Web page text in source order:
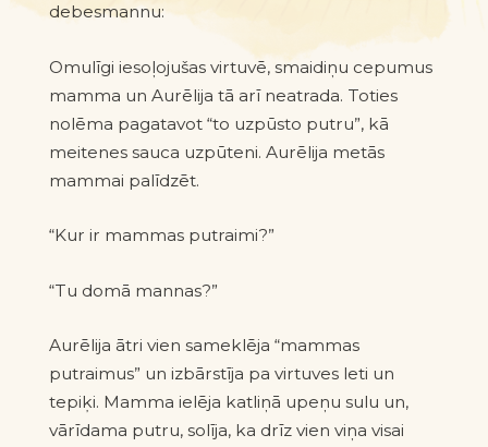
debesmannu:
Omulīgi iesoļojušas virtuvē, smaidiņu cepumus
mamma un Aurēlija tā arī neatrada. Toties
nolēma pagatavot “to uzpūsto putru”, kā
meitenes sauca uzpūteni. Aurēlija metās
mammai palīdzēt.
“Kur ir mammas putraimi?”
“Tu domā mannas?”
Aurēlija ātri vien sameklēja “mammas
putraimus” un izbārstīja pa virtuves leti un
tepiķi. Mamma ielēja katliņā upeņu sulu un,
vārīdama putru, solīja, ka drīz vien viņa visai